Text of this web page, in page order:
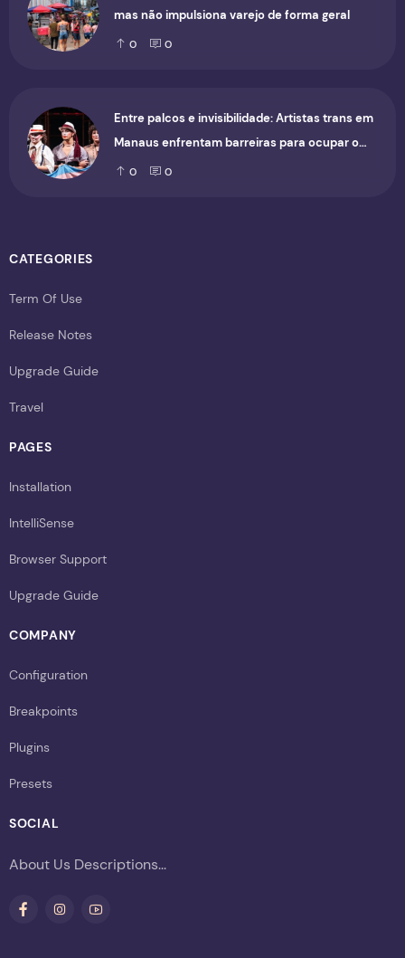
mas não impulsiona varejo de forma geral
0 0
Entre palcos e invisibilidade: Artistas trans em
Manaus enfrentam barreiras para ocupar o
cenário cultural
0 0
CATEGORIES
Term Of Use
Release Notes
Upgrade Guide
Travel
PAGES
Installation
IntelliSense
Browser Support
Upgrade Guide
COMPANY
Configuration
Breakpoints
Plugins
Presets
SOCIAL
About Us Descriptions...